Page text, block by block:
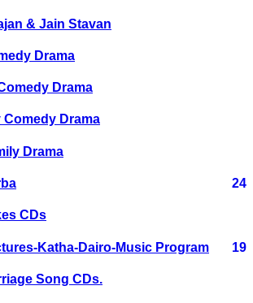
& Jain Stavan
Drama
Drama
Comedy Drama
Drama
24
CDs
Katha-Dairo-Music Program 19
Song CDs.